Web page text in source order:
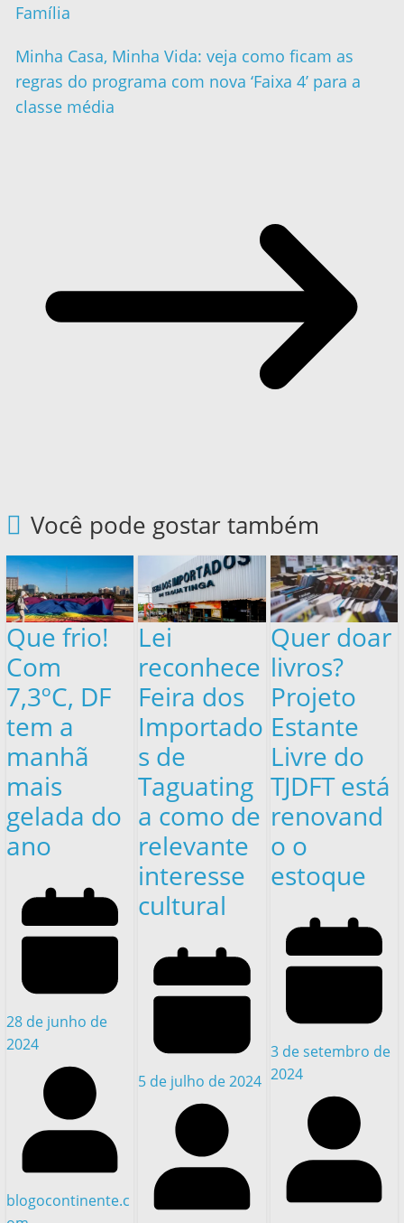
Família
Minha Casa, Minha Vida: veja como ficam as
regras do programa com nova ‘Faixa 4’ para a
classe média
Você pode gostar também
Que frio!
Com
7,3ºC, DF
tem a
manhã
mais
gelada do
ano
28 de junho de
2024
blogocontinente.c
Lei
reconhece
Feira dos
Importado
s de
Taguating
a como de
relevante
interesse
cultural
5 de julho de 2024
Quer doar
livros?
Projeto
Estante
Livre do
TJDFT está
renovand
o o
estoque
3 de setembro de
2024